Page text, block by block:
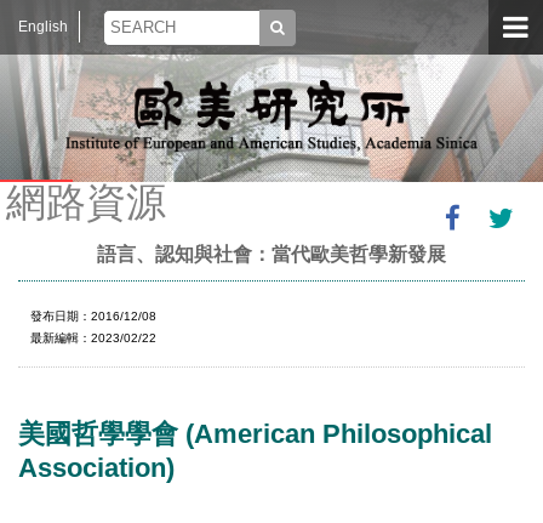
English
網路資源
語言、認知與社會：當代歐美哲學新發展
發布日期：2016/12/08
最新編輯：2023/02/22
美國哲學學會 (American Philosophical
Association)